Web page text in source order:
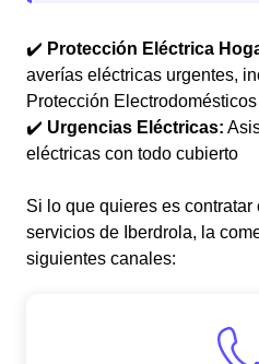
✔️ Protección Eléctrica
averías eléctricas urgentes,
Protección
✔️ Urgencias Eléctricas:
eléctricas con todo cubierto
Si lo que quieres es
servicios de Iberdrola, la
siguientes canales: